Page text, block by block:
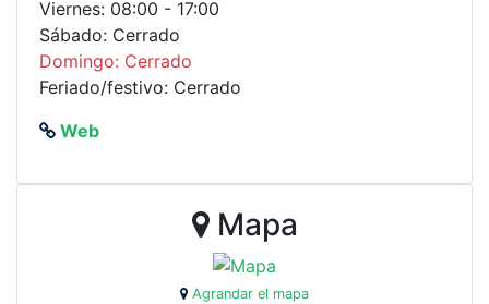
Viernes: 08:00 - 17:00
Sábado: Cerrado
Domingo: Cerrado
Feriado/festivo: Cerrado
Web
Mapa
Agrandar el mapa